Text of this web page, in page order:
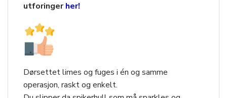
utforingerher!
Dørsettet limes og fuges i én og samme
operasjon, raskt og enkelt.